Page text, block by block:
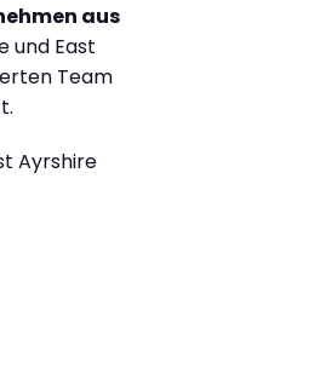
aus
und East
Team
Ayrshire